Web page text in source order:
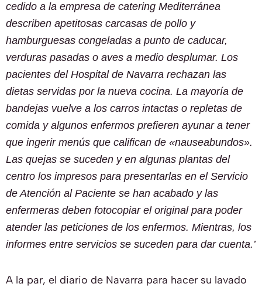
cedido a la empresa de catering Mediterránea
describen apetitosas carcasas de pollo y
hamburguesas congeladas a punto de caducar,
verduras pasadas o aves a medio desplumar. Los
pacientes del Hospital de Navarra rechazan las
dietas servidas por la nueva cocina. La mayoría de
bandejas vuelve a los carros intactas o repletas de
comida y algunos enfermos prefieren ayunar a tener
que ingerir menús que califican de «nauseabundos».
Las quejas se suceden y en algunas plantas del
centro los impresos para presentarlas en el Servicio
de Atención al Paciente se han acabado y las
enfermeras deben fotocopiar el original para poder
atender las peticiones de los enfermos. Mientras, los
informes entre servicios se suceden para dar cuenta.’
A la par, el diario de Navarra para hacer su lavado